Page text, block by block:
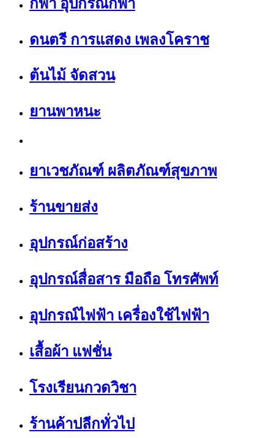
กีฬา อุปกรณ์กีฬา
ดนตรี การแสดง เพลงโคราช
ต้นไม้ จัดสวน
ยานพาหนะ
ยาเวชภัณฑ์ ผลิตภัณฑ์สุขภาพ
ร้านขายส่ง
อุปกรณ์ก่อสร้าง
อุปกรณ์สื่อสาร มือถือ โทรศัพท์
อุปกรณ์ไฟฟ้า เครื่องใช้ไฟฟ้า
เสื้อผ้า แฟชั่น
โรงเรียนกวดวิชา
ร้านค้าปลีกทั่วไป